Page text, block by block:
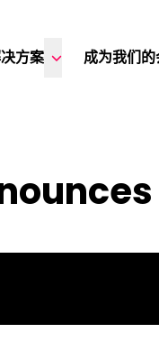
方案 成为我们